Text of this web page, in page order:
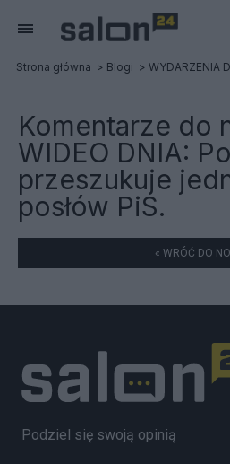
Strona główna Blogi WYDARZENIA
Komentarze do
WIDEO DNIA:
przeszukuje
posłów PiS.
« WRÓĆ DO
Podziel się swoją opinią